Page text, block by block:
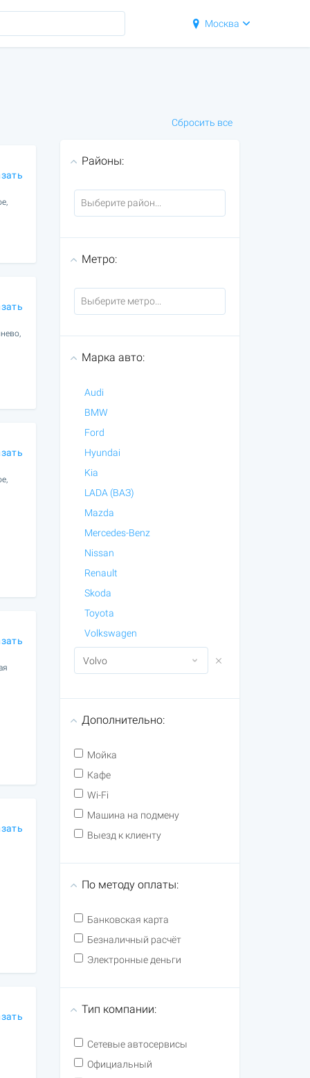
Москва
Сбросить все
Районы:
Метро:
Марка авто:
Audi
BMW
Ford
Hyundai
Kia
LADA (ВАЗ)
Mazda
Mercedes-Benz
Nissan
Renault
Skoda
Toyota
Volkswagen
Дополнительно:
Мойка
Кафе
Wi-Fi
Машина на подмену
Выезд к клиенту
По методу оплаты:
Банковская карта
Безналичный расчёт
Электронные деньги
Тип компании:
Сетевые автосервисы
Официальный